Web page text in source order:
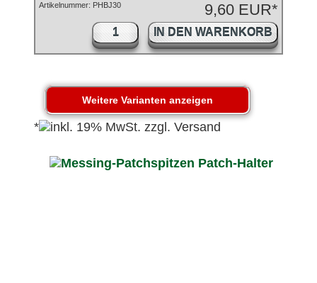
9,60 EUR*
Artikelnummer: PHBJ30
IN DEN WARENKORB
*